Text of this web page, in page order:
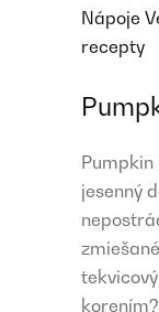
Nápoje
recepty
jesenný